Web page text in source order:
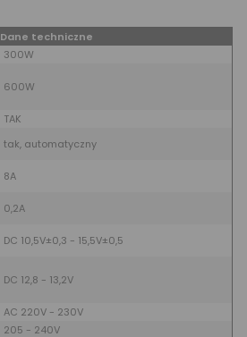
Dane techniczne
300W
600W
TAK
tak, automatyczny
8A
0,2A
DC 10,5V±0,3 - 15,5V±0,5
DC 12,8 - 13,2V
AC 220V - 230V
205 - 240V